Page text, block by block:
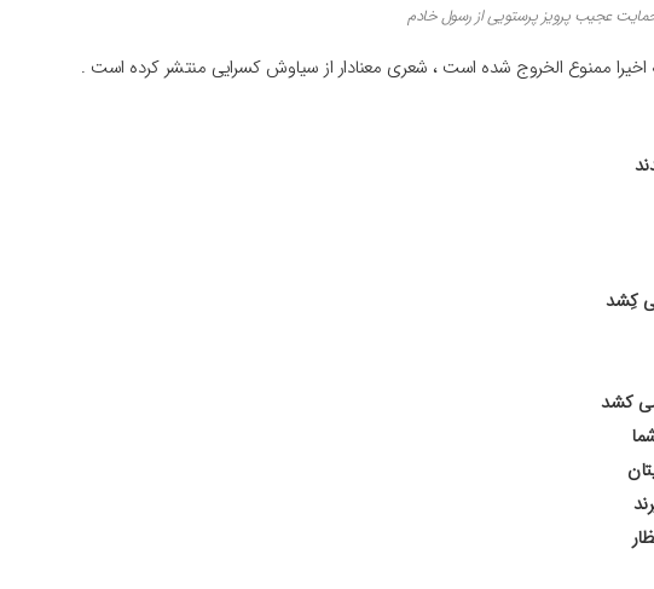
عجیب پرویز پرستویی از رسول خادم
اخیرا ممنوع الخروج شده است ، شعری معنادار از سیاوش کسرایی منتشر کرده است .
کِشد
کشد